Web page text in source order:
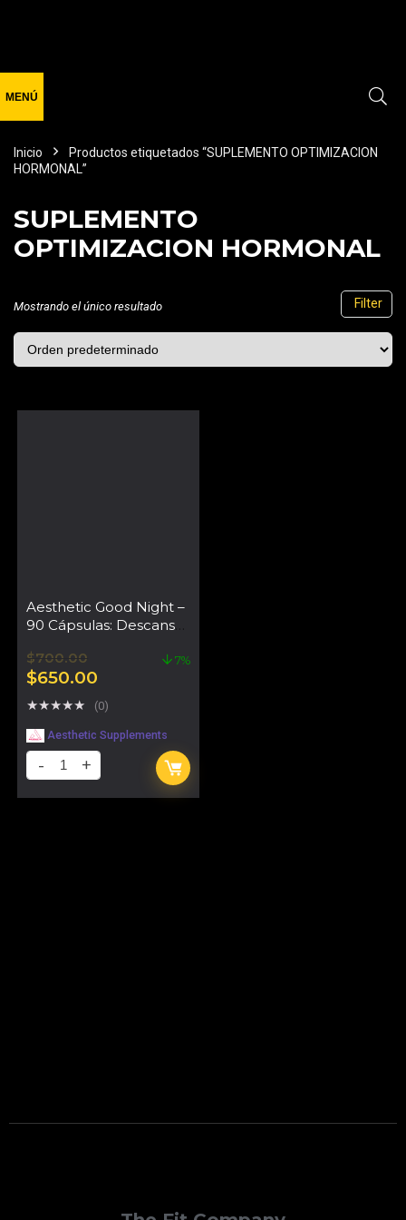
Inicio
Productos etiquetados “SUPLEMENTO OPTIMIZACION
HORMONAL”
SUPLEMENTO
OPTIMIZACION HORMONAL
Filter
Mostrando el único resultado
Aesthetic Good Night –
90 Cápsulas: Descanso
Optimización
Hormonal
$700.00
$650.00
7%
★★★★★ (0)
Aesthetic Supplements